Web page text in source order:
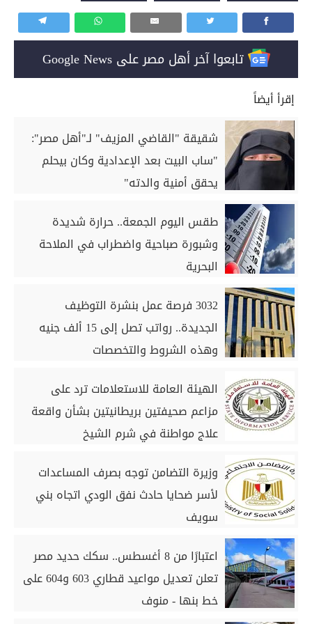
تابعوا آخر أهل مصر على Google News
إقرأ أيضاً
شقيقة "القاضي المزيف" لـ"أهل مصر":
"ساب البيت بعد الإعدادية وكان بيحلم
يحقق أمنية والدته"
طقس اليوم الجمعة.. حرارة شديدة
وشبورة صباحية واضطراب في الملاحة
البحرية
3032 فرصة عمل بنشرة التوظيف
الجديدة.. رواتب تصل إلى 15 ألف جنيه
وهذه الشروط والتخصصات
الهيئة العامة للاستعلامات ترد على
مزاعم صحيفتين بريطانيتين بشأن واقعة
علاج مواطنة في شرم الشيخ
وزيرة التضامن توجه بصرف المساعدات
لأسر ضحايا حادث نفق الودي اتجاه بني
سويف
اعتبارًا من 8 أغسطس.. سكك حديد مصر
تعلن تعديل مواعيد قطاري 603 و604 على
خط بنها - منوف